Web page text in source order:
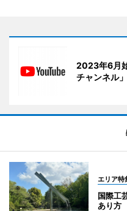
2023年6月
チャンネル」
エリア特
国際工
あり方